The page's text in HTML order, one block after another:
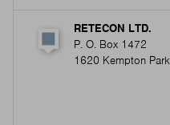
RETECON LTD.
P. O. Box 1472
1620 Kempton Park